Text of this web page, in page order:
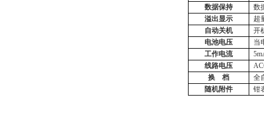
数据保持
数
溢出显示
超
自动关机
开
电池电压
当
工作电流
线路电压
换
档
全
随机附件
钳